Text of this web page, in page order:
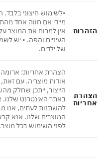
•לשימוש חיצוני בלבד.
מיידי אם חווה אחד
אין למרוח את המוצר על:
העיניים והפה. • יש
של ילדים.
הצהרת אחריות: ארומה ים
אודות מוצריה. עם זאת,
הייצור, ייתכן שחלק
באתר האינטרנט שלנו. אף
להשתנות לעתים, אנו
המוצרים שלנו. אנא קראו
לפני השימוש בכל מוצר.